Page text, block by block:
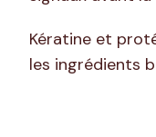
Kératine et
les ingrédients